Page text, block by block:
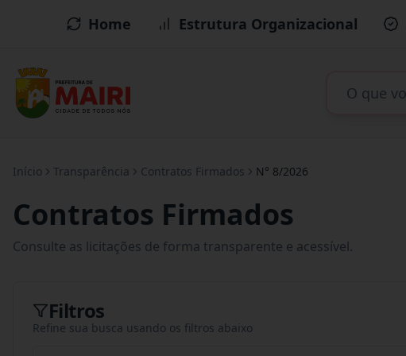
Home Estrutura Organizacional
Início Transparência Contratos Firmados N° 8/2026
Contratos Firmados
Consulte as licitações de forma transparente e acessível.
Filtros
Refine sua busca usando os filtros abaixo